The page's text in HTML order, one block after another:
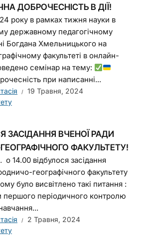
ДОБРОЧЕСНІСТЬ В ДІЇ!
року в рамках тижня науки в
державному педагогічному
Богдана Хмельницького на
факультеті в онлайн-
семінар на тему:
при написанні...
19 Травня, 2024
ЗАСІДАННЯ ВЧЕНОЇ РАДИ
ФАКУЛЬТЕТУ!
14.00 відбулося засідання
географічного факультету
було висвітлено такі питання :
першого періодичного контролю
2 Травня, 2024